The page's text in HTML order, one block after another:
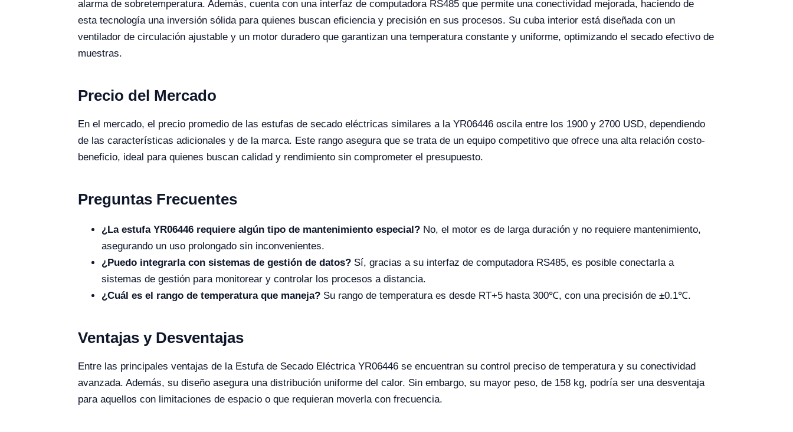
alarma de sobretemperatura. Además, cuenta con una interfaz de computadora RS485 que permite una conectividad mejorada, haciendo de
esta tecnología una inversión sólida para quienes buscan eficiencia y precisión en sus procesos. Su cuba interior está diseñada con un
ventilador de circulación ajustable y un motor duradero que garantizan una temperatura constante y uniforme, optimizando el secado efectivo de
muestras.
Precio del Mercado
En el mercado, el precio promedio de las estufas de secado eléctricas similares a la YR06446 oscila entre los 1900 y 2700 USD, dependiendo
de las características adicionales y de la marca. Este rango asegura que se trata de un equipo competitivo que ofrece una alta relación costo-
beneficio, ideal para quienes buscan calidad y rendimiento sin comprometer el presupuesto.
Preguntas Frecuentes
¿La estufa YR06446 requiere algún tipo de mantenimiento especial? No, el motor es de larga duración y no requiere mantenimiento,
asegurando un uso prolongado sin inconvenientes.
¿Puedo integrarla con sistemas de gestión de datos? Sí, gracias a su interfaz de computadora RS485, es posible conectarla a
sistemas de gestión para monitorear y controlar los procesos a distancia.
¿Cuál es el rango de temperatura que maneja? Su rango de temperatura es desde RT+5 hasta 300℃, con una precisión de ±0.1℃.
Ventajas y Desventajas
Entre las principales ventajas de la Estufa de Secado Eléctrica YR06446 se encuentran su control preciso de temperatura y su conectividad
avanzada. Además, su diseño asegura una distribución uniforme del calor. Sin embargo, su mayor peso, de 158 kg, podría ser una desventaja
para aquellos con limitaciones de espacio o que requieran moverla con frecuencia.